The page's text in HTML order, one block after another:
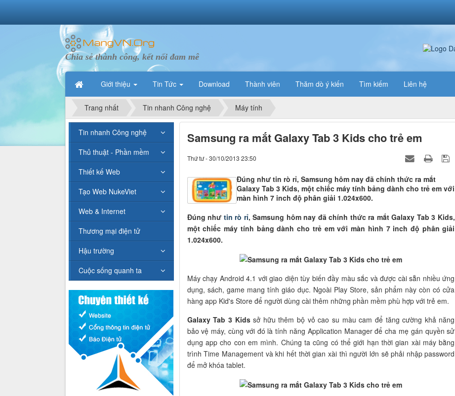
Chia sẻ thành công, kết nối đam mê
Giới thiệu Tin Tức Download Thành viên Thăm dò ý kiến Tìm kiếm Liên hệ
Trang nhất Tin nhanh Công nghệ Máy tính
Samsung ra mắt Galaxy Tab 3 Kids cho trẻ em
Thứ tư - 30/10/2013 23:50
Đúng như tin rò rỉ, Samsung hôm nay đã chính thức ra mắt
Galaxy Tab 3 Kids, một chiếc máy tính bảng dành cho trẻ em với
màn hình 7 inch độ phân giải 1.024x600.
Đúng như tin rò rỉ, Samsung hôm nay đã chính thức ra mắt Galaxy Tab 3 Kids,
một chiếc máy tính bảng dành cho trẻ em với màn hình 7 inch độ phân giải
1.024x600.
Máy chạy Android 4.1 với giao diện tùy biến đầy màu sắc và được cài sẵn nhiều ứng
dụng, sách, game mang tính giáo dục. Ngoài Play Store, sản phẩm này còn có cửa
hàng app Kid's Store để người dùng cài thêm những phần mềm phù hợp với trẻ em.
Galaxy Tab 3 Kidssở hữu thêm bộ vỏ cao su màu cam để tăng cường khả năng
bảo vệ máy, cùng với đó là tính năng Application Manager để cha mẹ gán quyền sử
dụng app cho con em mình. Chúng ta cũng có thể giới hạn thời gian xài máy bằng
trình Time Management và khi hết thời gian xài thì người lớn sẽ phải nhập password
để mở khóa tablet.
Tin nhanh Công nghệ
Thủ thuật - Phần mềm
Thiết kế Web
Tạo Web NukeViet
Web & Internet
Thương mại điện tử
Hậu trường
Cuộc sống quanh ta